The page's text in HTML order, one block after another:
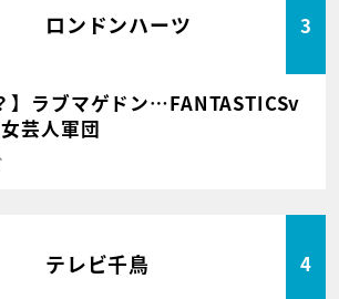
ロンドンハーツ 3
】ラブマゲドン…FANTASTICSv
芸人軍団
テレビ千鳥 4